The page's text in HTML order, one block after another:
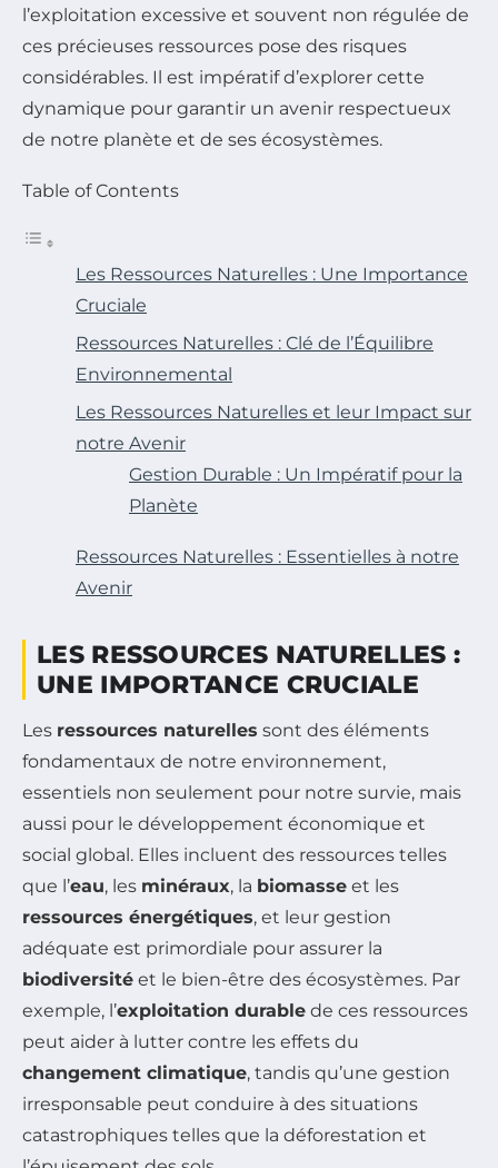
l’exploitation excessive et souvent non régulée de
ces précieuses ressources pose des risques
considérables. Il est impératif d’explorer cette
dynamique pour garantir un avenir respectueux
de notre planète et de ses écosystèmes.
Table of Contents
Les Ressources Naturelles : Une Importance
Cruciale
Ressources Naturelles : Clé de l’Équilibre
Environnemental
Les Ressources Naturelles et leur Impact sur
notre Avenir
Gestion Durable : Un Impératif pour la
Planète
Ressources Naturelles : Essentielles à notre
Avenir
LES RESSOURCES NATURELLES :
UNE IMPORTANCE CRUCIALE
Les ressources naturelles sont des éléments
fondamentaux de notre environnement,
essentiels non seulement pour notre survie, mais
aussi pour le développement économique et
social global. Elles incluent des ressources telles
que l’eau, les minéraux, la biomasse et les
ressources énergétiques, et leur gestion
adéquate est primordiale pour assurer la
biodiversité et le bien-être des écosystèmes. Par
exemple, l’exploitation durable de ces ressources
peut aider à lutter contre les effets du
changement climatique, tandis qu’une gestion
irresponsable peut conduire à des situations
catastrophiques telles que la déforestation et